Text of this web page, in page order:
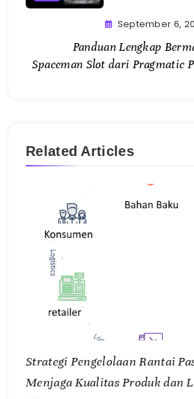
September 6,
Panduan Lengkap
Spaceman Slot dari Pragmatic
Related Articles
Strategi Pengelolaan Rantai
Menjaga Kualitas Produk dan